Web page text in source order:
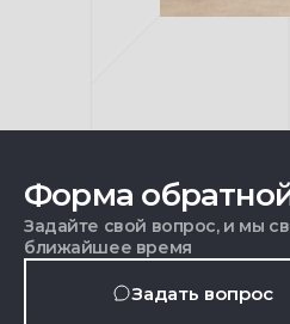
Форма
Задайте свой вопрос, и мы
ближайшее время
Задать вопрос